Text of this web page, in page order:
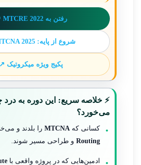
رفتن به MTCRE 2022 ↗
شروع از پایه: MTCNA 2025 ↗
پکیج ویژه میکروتیک ↗
⚡ خلاصه سریع: این دوره به
می‌خورد؟
کسانی که MTCNAرا بلدند و
Routingو طراحی مسیر شوند.
ادمین‌هایی که در پروژه واقعی با